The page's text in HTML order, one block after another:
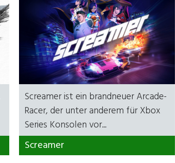
Screamer ist ein brandneuer Arcade-
Racer, der unter anderem für Xbox
Series Konsolen vor...
Screamer